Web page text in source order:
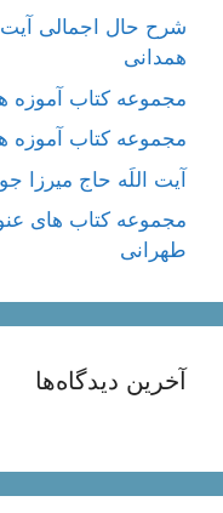
شرح حال اجمالی
همدانی
مجموعه کتاب آموزه
مجموعه کتاب آموزه
آیت اللَه حاج میرزا
مجموعه کتاب های
طهرانی
آخرین دیدگاه‌ها